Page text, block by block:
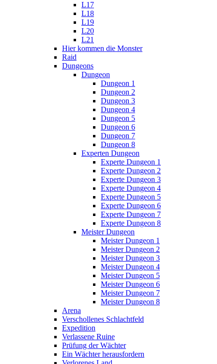
L17
L18
L19
L20
L21
Hier kommen die Monster
Raid
Dungeons
Dungeon
Dungeon 1
Dungeon 2
Dungeon 3
Dungeon 4
Dungeon 5
Dungeon 6
Dungeon 7
Dungeon 8
Experten Dungeon
Experte Dungeon 1
Experte Dungeon 2
Experte Dungeon 3
Experte Dungeon 4
Experte Dungeon 5
Experte Dungeon 6
Experte Dungeon 7
Experte Dungeon 8
Meister Dungeon
Meister Dungeon 1
Meister Dungeon 2
Meister Dungeon 3
Meister Dungeon 4
Meister Dungeon 5
Meister Dungeon 6
Meister Dungeon 7
Meister Dungeon 8
Arena
Verschollenes Schlachtfeld
Expedition
Verlassene Ruine
Prüfung der Wächter
Ein Wächter herausfordern